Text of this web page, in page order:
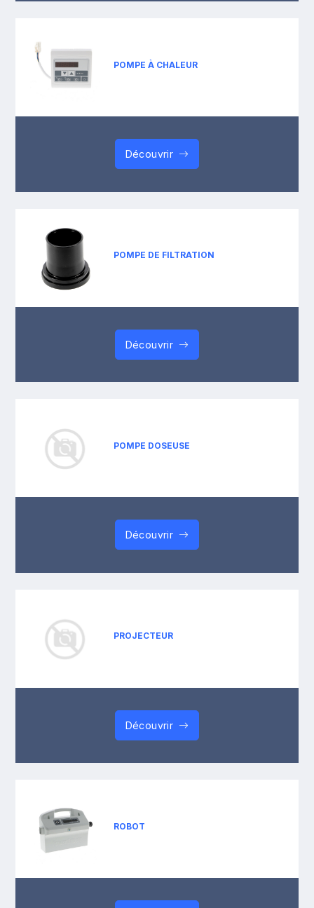
POMPE À CHALEUR
Découvrir
POMPE DE FILTRATION
Découvrir
POMPE DOSEUSE
Découvrir
PROJECTEUR
Découvrir
ROBOT